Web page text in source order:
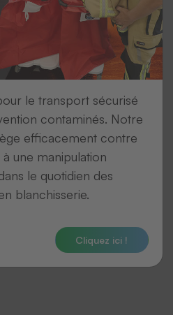
le transport sécurisé
contaminés. Notre
efficacement contre
une manipulation
le quotidien des
blanchisserie.
Cliquez ici !